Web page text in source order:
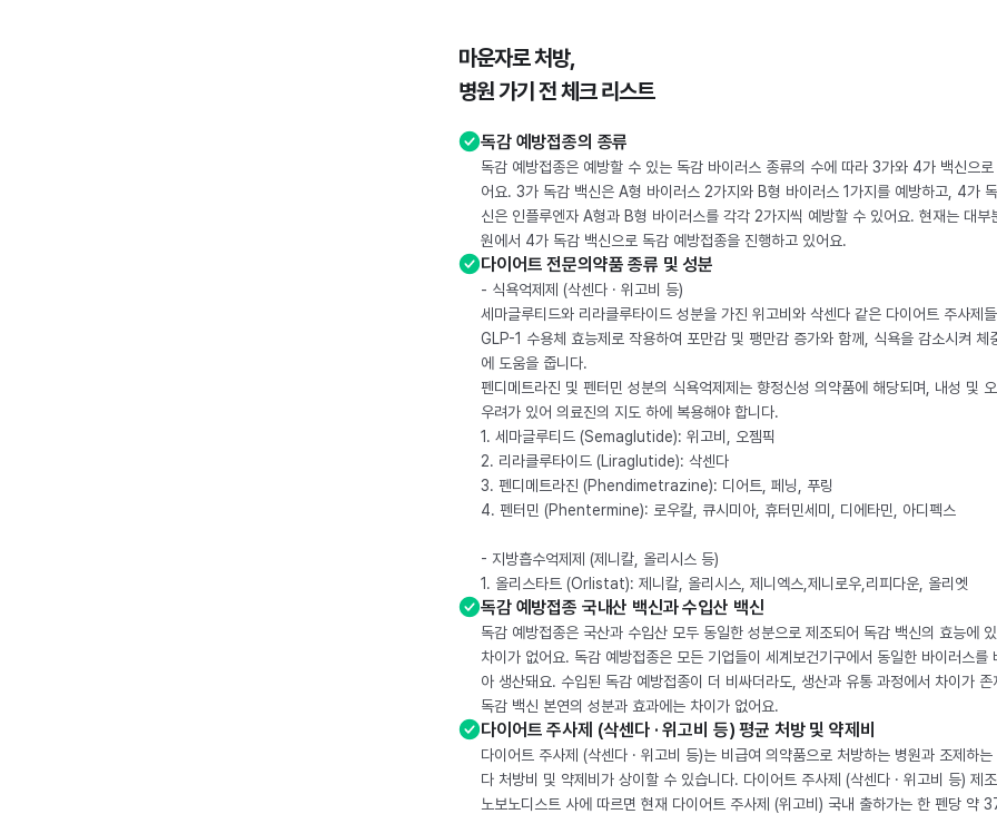
마운자로 처방,
병원 가기 전 체크 리스트
독감 예방접종의 종류
독감 예방접종은 예방할 수 있는 독감 바이러스 종류의 수에 따라 3가와 4가 백신으로
어요. 3가 독감 백신은 A형 바이러스 2가지와 B형 바이러스 1가지를 예방하고, 4가
신은 인플루엔자 A형과 B형 바이러스를 각각 2가지씩 예방할 수 있어요. 현재는 대부
원에서 4가 독감 백신으로 독감 예방접종을 진행하고 있어요.
다이어트 전문의약품 종류 및 성분
- 식욕억제제 (삭센다 · 위고비 등)
세마글루티드와 리라클루타이드 성분을 가진 위고비와 삭센다 같은 다이어트 주사제
GLP-1 수용체 효능제로 작용하여 포만감 및 팽만감 증가와 함께, 식욕을 감소시켜 체
에 도움을 줍니다.
펜디메트라진 및 펜터민 성분의 식욕억제제는 향정신성 의약품에 해당되며, 내성 및
우려가 있어 의료진의 지도 하에 복용해야 합니다.
1. 세마글루티드 (Semaglutide): 위고비, 오젬픽
2. 리라클루타이드 (Liraglutide): 삭센다
3. 펜디메트라진 (Phendimetrazine): 디어트, 페닝, 푸링
4. 펜터민 (Phentermine): 로우칼, 큐시미아, 휴터민세미, 디에타민, 아디펙스
- 지방흡수억제제 (제니칼, 올리시스 등)
1. 올리스타트 (Orlistat): 제니칼, 올리시스, 제니엑스,제니로우,리피다운, 올리엣
독감 예방접종 국내산 백신과 수입산 백신
독감 예방접종은 국산과 수입산 모두 동일한 성분으로 제조되어 독감 백신의 효능에
차이가 없어요. 독감 예방접종은 모든 기업들이 세계보건기구에서 동일한 바이러스를
아 생산돼요. 수입된 독감 예방접종이 더 비싸더라도, 생산과 유통 과정에서 차이가 존
독감 백신 본연의 성분과 효과에는 차이가 없어요.
다이어트 주사제 (삭센다 · 위고비 등) 평균 처방 및 약제비
다이어트 주사제 (삭센다 · 위고비 등)는 비급여 의약품으로 처방하는 병원과 조제하는
다 처방비 및 약제비가 상이할 수 있습니다. 다이어트 주사제 (삭센다 · 위고비 등) 제
노보노디스트 사에 따르면 현재 다이어트 주사제 (위고비) 국내 출하가는 한 펜당 약